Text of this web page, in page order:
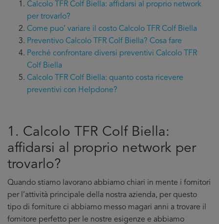
Calcolo TFR Colf Biella: affidarsi al proprio network
per trovarlo?
Come puo’ variare il costo Calcolo TFR Colf Biella
Preventivo Calcolo TFR Colf Biella? Cosa fare
Perché confrontare diversi preventivi Calcolo TFR
Colf Biella
Calcolo TFR Colf Biella: quanto costa ricevere
preventivi con Helpdone?
1. Calcolo TFR Colf Biella:
affidarsi al proprio network per
trovarlo?
Quando stiamo lavorano abbiamo chiari in mente i fornitori
per l’attività principale della nostra azienda, per questo
tipo di forniture ci abbiamo messo magari anni a trovare il
fornitore perfetto per le nostre esigenze e abbiamo